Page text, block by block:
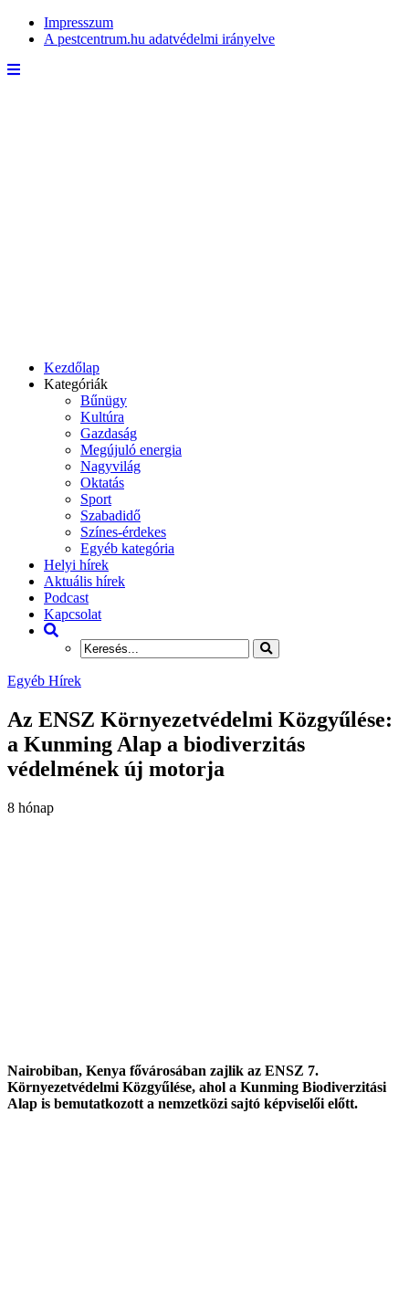
Impresszum
A pestcentrum.hu adatvédelmi irányelve
Kezdőlap
Kategóriák
Bűnügy
Kultúra
Gazdaság
Megújuló energia
Nagyvilág
Oktatás
Sport
Szabadidő
Színes-érdekes
Egyéb kategória
Helyi hírek
Aktuális hírek
Podcast
Kapcsolat
Egyéb Hírek
Az ENSZ Környezetvédelmi Közgyűlése:
a Kunming Alap a biodiverzitás
védelmének új motorja
8 hónap
Nairobiban, Kenya fővárosában zajlik az ENSZ 7.
Környezetvédelmi Közgyűlése, ahol a Kunming Biodiverzitási
Alap is bemutatkozott a nemzetközi sajtó képviselői előtt.